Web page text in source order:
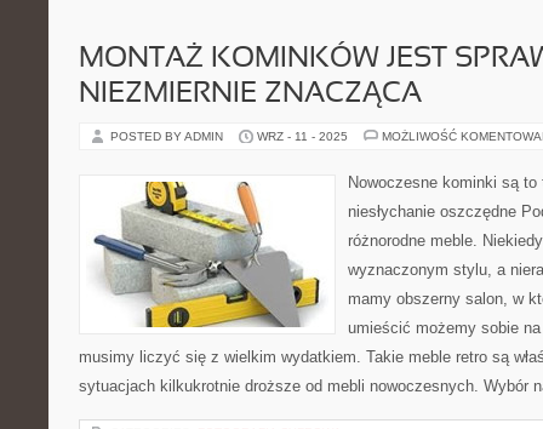
MONTAŻ KOMINKÓW JEST
NIEZMIERNIE ZNACZĄCA
POSTED BY ADMIN WRZ - 11 - 2025 MOŻLIWOŚĆ
Nowoczesne kominki są
niesłychanie oszczędne
różnorodne meble.
wyznaczonym stylu, a
mamy obszerny salon, w
umieścić możemy sobie
musimy liczyć się z wielkim wydatkiem. Takie meble retro są
sytuacjach kilkukrotnie droższe od mebli nowoczesnych. Wybór